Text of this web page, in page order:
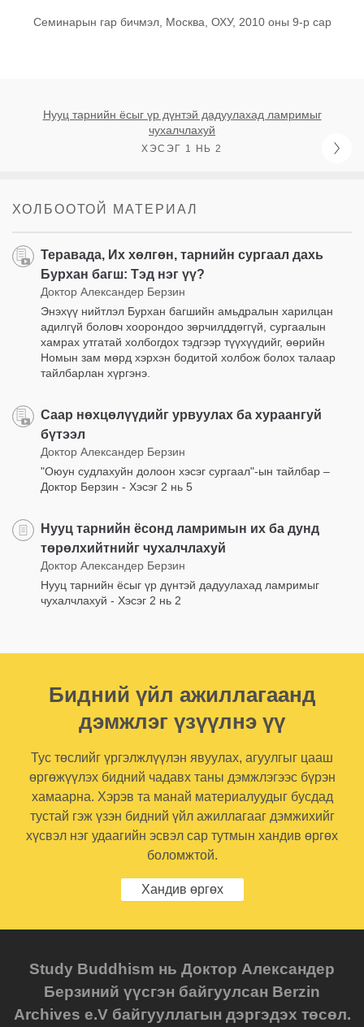
Семинарын гар бичмэл, Москва, ОХУ, 2010 оны 9-р сар
Нууц тарнийн ёсыг үр дүнтэй дадуулахад ламримыг
чухалчлахуй
ХЭСЭГ 1 НЬ 2
ХОЛБООТОЙ МАТЕРИАЛ
Теравада, Их хөлгөн, тарнийн сургаал дахь
Бурхан багш: Тэд нэг үү?
Доктор Александер Берзин
Энэхүү нийтлэл Бурхан багшийн амьдралын харилцан
адилгүй боловч хоорондоо зөрчилддөггүй, сургаалын
хамрах утгатай холбогдох тэдгээр түүхүүдийг, өөрийн
Номын зам мөрд хэрхэн бодитой холбож болох талаар
тайлбарлан хүргэнэ.
Саар нөхцөлүүдийг урвуулах ба хураангуй
бүтээл
Доктор Александер Берзин
"Оюун судлахуйн долоон хэсэг сургаал"-ын тайлбар –
Доктор Берзин - Хэсэг 2 нь 5
Нууц тарнийн ёсонд ламримын их ба дунд
төрөлхийтнийг чухалчлахуй
Доктор Александер Берзин
Нууц тарнийн ёсыг үр дүнтэй дадуулахад ламримыг
чухалчлахуй - Хэсэг 2 нь 2
Бидний үйл ажиллагаанд
дэмжлэг үзүүлнэ үү
Тус төслийг үргэлжлүүлэн явуулах, агуулгыг цааш
өргөжүүлэх бидний чадавх таны дэмжлэгээс бүрэн
хамаарна. Хэрэв та манай материалуудыг бусдад
тустай гэж үзэн бидний үйл ажиллагааг дэмжихийг
хүсвэл нэг удаагийн эсвэл сар тутмын хандив өргөх
боломжтой.
Хандив өргөх
Study Buddhism нь Доктор Александер
Берзиний үүсгэн байгуулсан Berzin
Archives e.V байгууллагын дэргэдэх төсөл.